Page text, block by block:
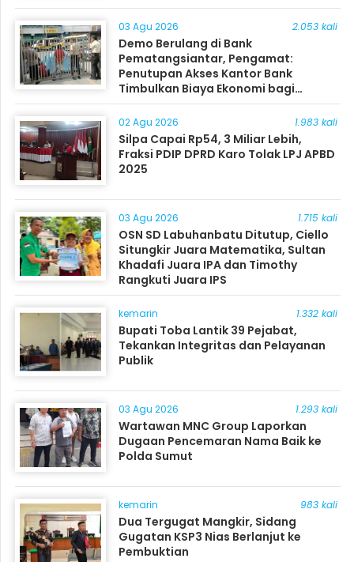
03 Agu 2026 2.053 kali
Demo Berulang di Bank
Pematangsiantar, Pengamat:
Penutupan Akses Kantor Bank
Timbulkan Biaya Ekonomi bagi
Masyarakat
02 Agu 2026 1.983 kali
Silpa Capai Rp54, 3 Miliar Lebih,
Fraksi PDIP DPRD Karo Tolak LPJ APBD
2025
03 Agu 2026 1.715 kali
OSN SD Labuhanbatu Ditutup, Ciello
Situngkir Juara Matematika, Sultan
Khadafi Juara IPA dan Timothy
Rangkuti Juara IPS
kemarin 1.332 kali
Bupati Toba Lantik 39 Pejabat,
Tekankan Integritas dan Pelayanan
Publik
03 Agu 2026 1.293 kali
Wartawan MNC Group Laporkan
Dugaan Pencemaran Nama Baik ke
Polda Sumut
kemarin 983 kali
Dua Tergugat Mangkir, Sidang
Gugatan KSP3 Nias Berlanjut ke
Pembuktian